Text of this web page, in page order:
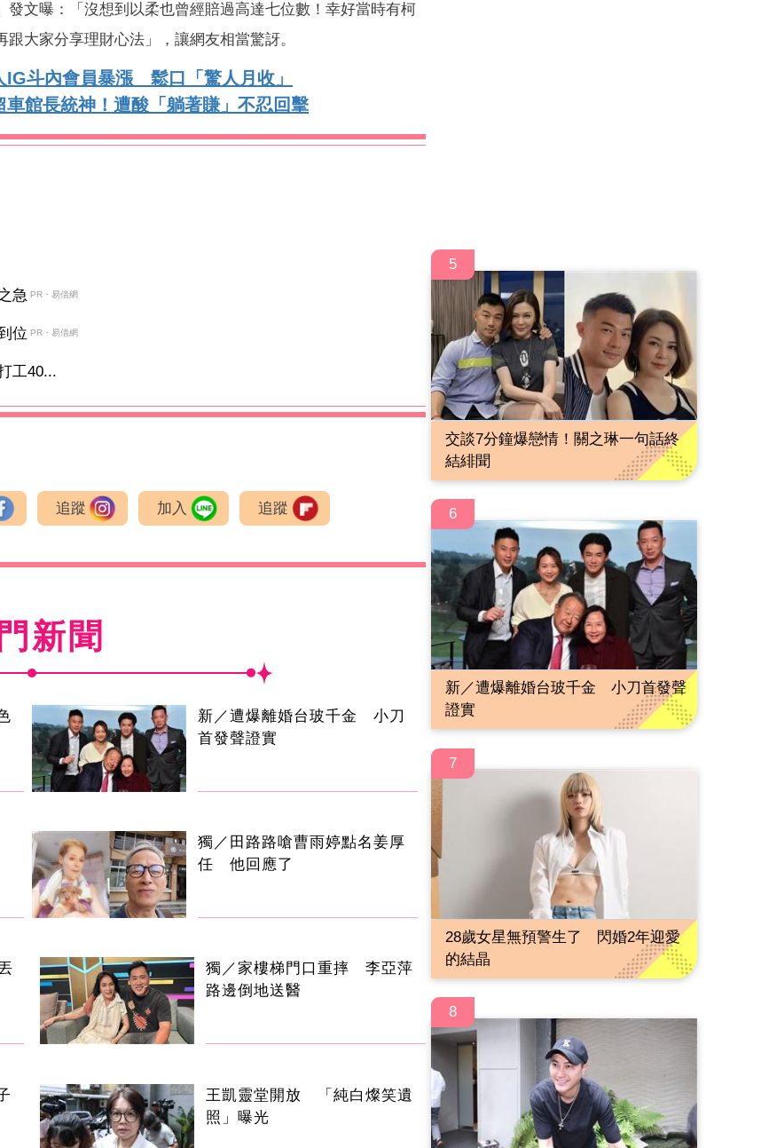
文曝：「沒想到以柔也曾經賠過高達七位數！幸好當時有柯
大家分享理財心法」，讓網友相當驚訝。
斗內會員暴漲 鬆口「驚人月收」
館長統神！遭酸「躺著賺」不忍回擊
急 PR・易借網
位 PR・易借網
工40...
追蹤 加入 追蹤
新聞
新／遭爆離婚台玻千金 小刀
首發聲證實
獨／田路路嗆曹雨婷點名姜厚
任 他回應了
獨／家樓梯門口重摔 李亞萍
路邊倒地送醫
王凱靈堂開放 「純白燦笑遺
照」曝光
5
交談7分鐘爆戀情！關之琳一句話終
結緋聞
6
新／遭爆離婚台玻千金 小刀首發聲
證實
7
28歲女星無預警生了 閃婚2年迎愛
的結晶
8